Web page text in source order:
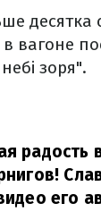
десятка
вагоне
зоря".
радость
его